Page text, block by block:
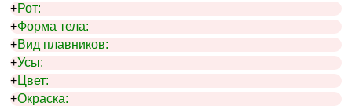
+Рот:
+Форма тела:
+Вид плавников:
+Усы:
+Цвет:
+Окраска: